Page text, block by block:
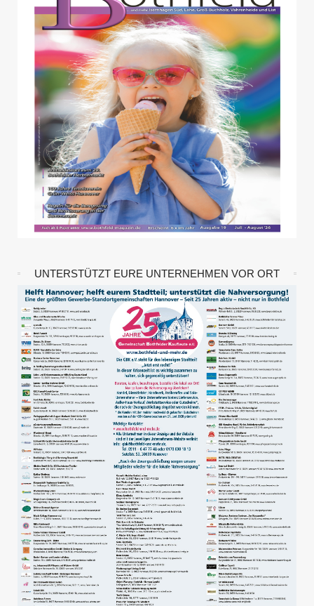
UNTERSTÜTZT EURE UNTERNEHMEN VOR ORT